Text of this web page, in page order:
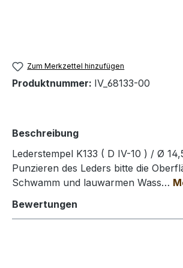
Zum Merkzettel hinzufügen
Produktnummer: IV_68133-00
Beschreibung
Lederstempel K133 ( D IV-10 ) / Ø
Punzieren des Leders bitte die
Schwamm und lauwarmen Wass…
Bewertungen